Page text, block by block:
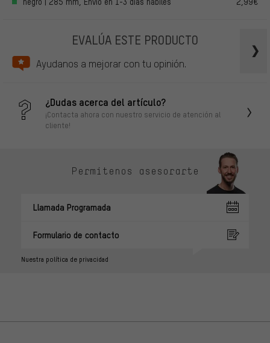
EVALÚA ESTE PRODUCTO
Ayudanos a mejorar con tu opinión.
¿Dudas acerca del artículo?
¡Contacta ahora con nuestro servicio de atención al
cliente!
Permítenos asesorarte
Llamada Programada
Formulario de contacto
Nuestra política de privacidad